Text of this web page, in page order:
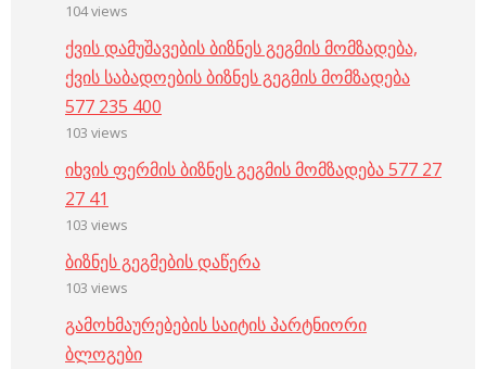
104 views
ქვის დამუშავების ბიზნეს გეგმის მომზადება,
ქვის საბადოების ბიზნეს გეგმის მომზადება
577 235 400
103 views
იხვის ფერმის ბიზნეს გეგმის მომზადება 577 27
27 41
103 views
ბიზნეს გეგმების დაწერა
103 views
გამოხმაურებების საიტის პარტნიორი
ბლოგები